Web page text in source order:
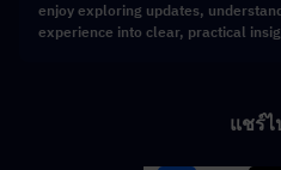
enjoy exploring updates,
experience into clear, practical
แชร์ไ